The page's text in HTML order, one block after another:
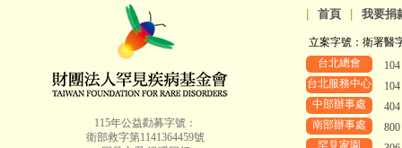
115年公益勸募字號：
衛部救字第1141364459號
首頁 我要捐
立案字號：衛署醫
台北總會
台北服務中心
中部辦事處
南部辦事處
罕見家園